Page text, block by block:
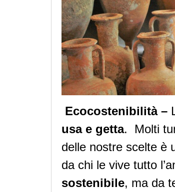
Ecocostenibilità –
usa e getta. Molti
delle nostre scelte è
da chi le vive tutto
sostenibile, ma da